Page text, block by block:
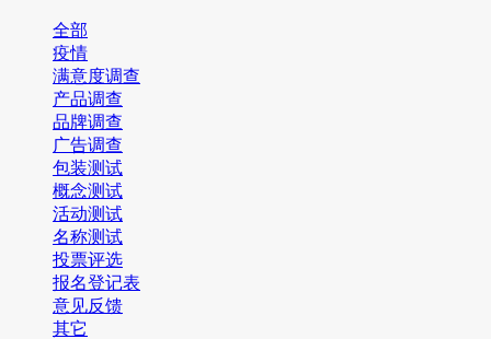
全部
疫情
满意度调查
产品调查
品牌调查
广告调查
包装测试
概念测试
活动测试
名称测试
投票评选
报名登记表
意见反馈
其它